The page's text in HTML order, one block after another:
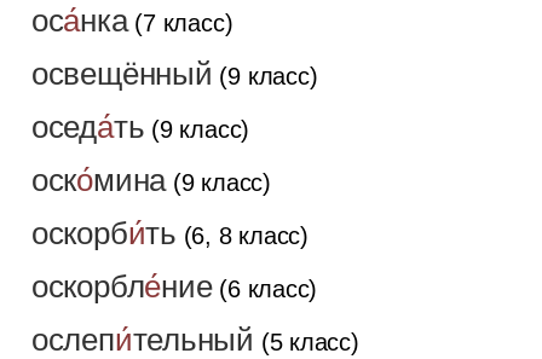
оса́нка(7 класс)
освещённый (9 класс)
оседа́ть (9 класс)
оско́мина(9 класс)
оскорби́ть (6, 8 класс)
оскорбле́ние(6 класс)
ослепи́тельный (5 класс)